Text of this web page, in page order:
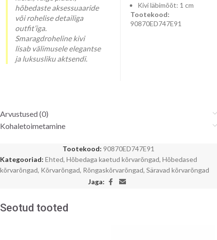
hõbedaste aksessuaaride
või rohelise detailiga
outfit’iga.
Smaragdroheline kivi
lisab välimusele elegantse
ja luksusliku aktsendi.
Kivi läbimõõt: 1 cm
Tootekood:
90870ED747E91
Arvustused (0)
Kohaletoimetamine
Tootekood: 90870ED747E91
Kategooriad: Ehted, Hõbedaga kaetud kõrvarõngad, Hõbedased
kõrvarõngad, Kõrvarõngad, Rõngaskõrvarõngad, Säravad kõrvarõngad
Jaga:
Seotud tooted